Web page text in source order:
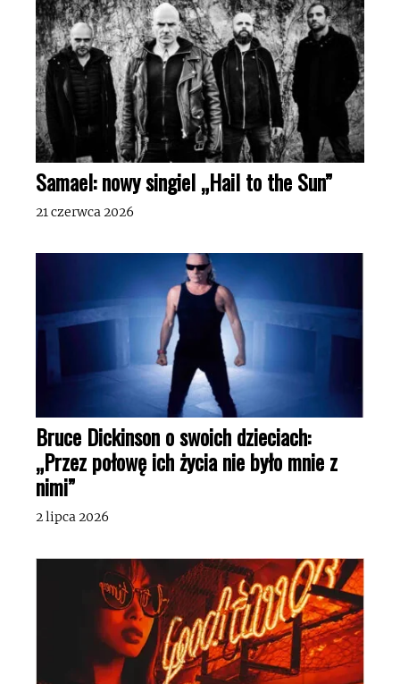
Samael: nowy singiel „Hail to the Sun”
21 czerwca 2026
Bruce Dickinson o swoich dzieciach:
„Przez połowę ich życia nie było mnie z
nimi”
2 lipca 2026